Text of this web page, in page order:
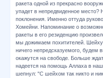
ракета одной из прекрасно
упадет в непредвиденное
поклонения. Именно оттуда
Хомейни. Напоминание о
ракеты в его резиденцию
мы дожимаем похитителей. Шейху
ничего непредсказуемого, будем
окажутся на свободе. Больше
надеется на помощь Аллаха в
шепнул: "С шейхом так никто и